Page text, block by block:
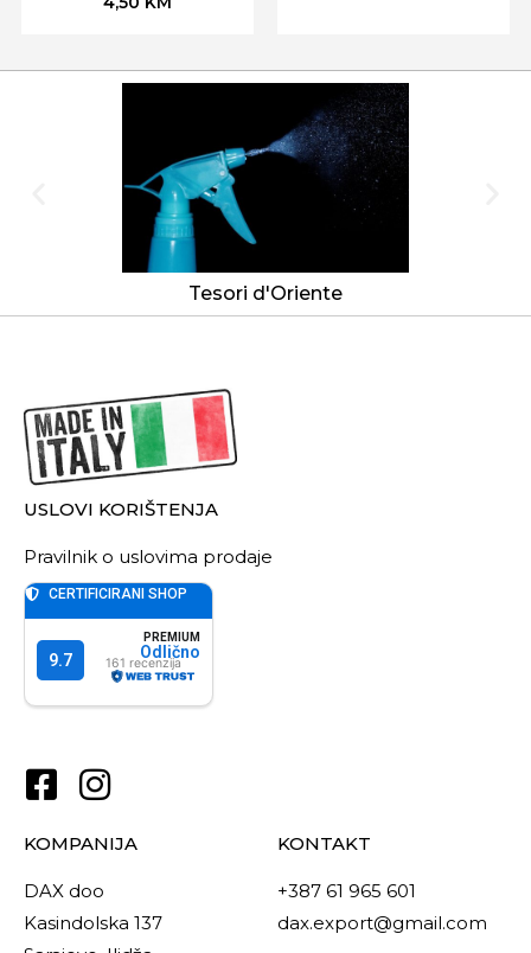
Tesori d'Oriente
USLOVI KORIŠTENJA
Pravilnik o uslovima prodaje
KOMPANIJA
DAX doo
Kasindolska 137
KONTAKT
+387 61 965 601
dax.export@gmail.com